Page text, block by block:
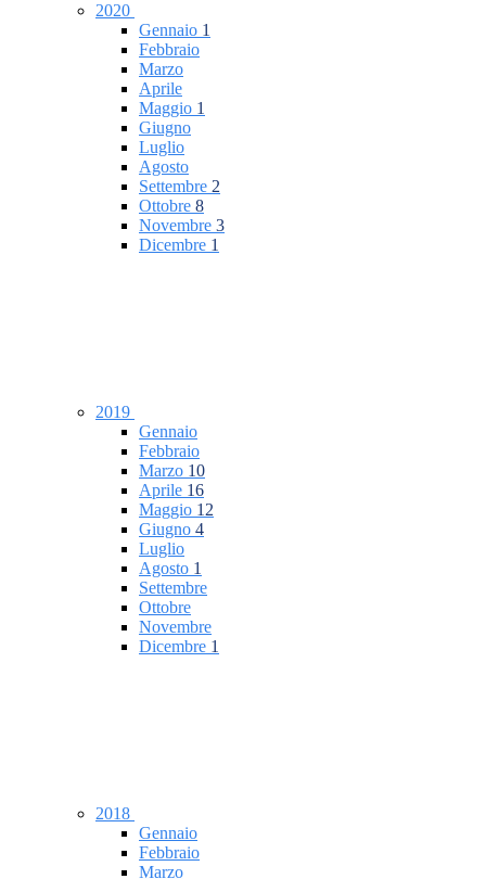
2020
Gennaio 1
Febbraio
Marzo
Aprile
Maggio 1
Giugno
Luglio
Agosto
Settembre 2
Ottobre 8
Novembre 3
Dicembre 1
2019
Gennaio
Febbraio
Marzo 10
Aprile 16
Maggio 12
Giugno 4
Luglio
Agosto 1
Settembre
Ottobre
Novembre
Dicembre 1
2018
Gennaio
Febbraio
Marzo